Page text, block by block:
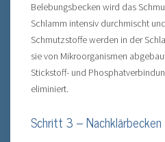
Belebungsbecken wird das
Schlamm intensiv durchmischt
Schmutzstoffe werden in der
sie von Mikroorganismen
Stickstoff- und
eliminiert.
Schritt 3 – Nachklärbecken